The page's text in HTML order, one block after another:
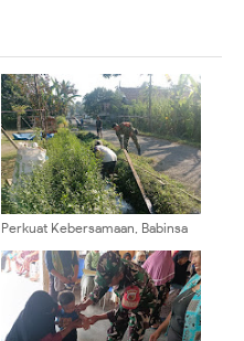
Perkuat Kebersamaan, Babinsa
Bersihkan Lingkungan Jalan
Dusun